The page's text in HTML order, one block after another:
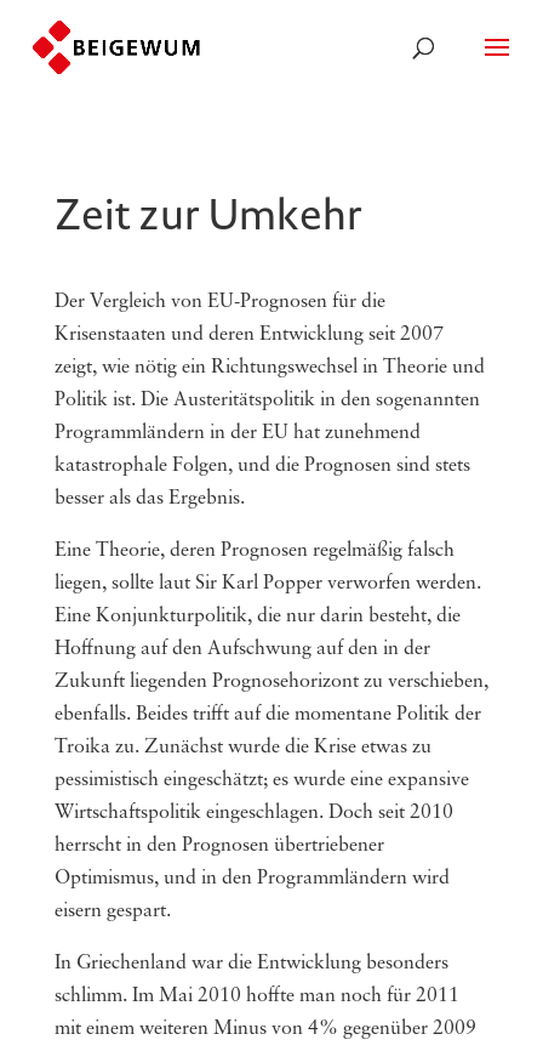
Zeit zur Umkehr
Der Vergleich von EU-Prognosen für die
Krisenstaaten und deren Entwicklung seit 2007
zeigt, wie nötig ein Richtungswechsel in Theorie und
Politik ist. Die Austeritätspolitik in den sogenannten
Programmländern in der EU hat zunehmend
katastrophale Folgen, und die Prognosen sind stets
besser als das Ergebnis.
Eine Theorie, deren Prognosen regelmäßig falsch
liegen, sollte laut Sir Karl Popper verworfen werden.
Eine Konjunkturpolitik, die nur darin besteht, die
Hoffnung auf den Aufschwung auf den in der
Zukunft liegenden Prognosehorizont zu verschieben,
ebenfalls. Beides trifft auf die momentane Politik der
Troika zu. Zunächst wurde die Krise etwas zu
pessimistisch eingeschätzt; es wurde eine expansive
Wirtschaftspolitik eingeschlagen. Doch seit 2010
herrscht in den Prognosen übertriebener
Optimismus, und in den Programmländern wird
eisern gespart.
In Griechenland war die Entwicklung besonders
schlimm. Im Mai 2010 hoffte man noch für 2011
mit einem weiteren Minus von 4% gegenüber 2009